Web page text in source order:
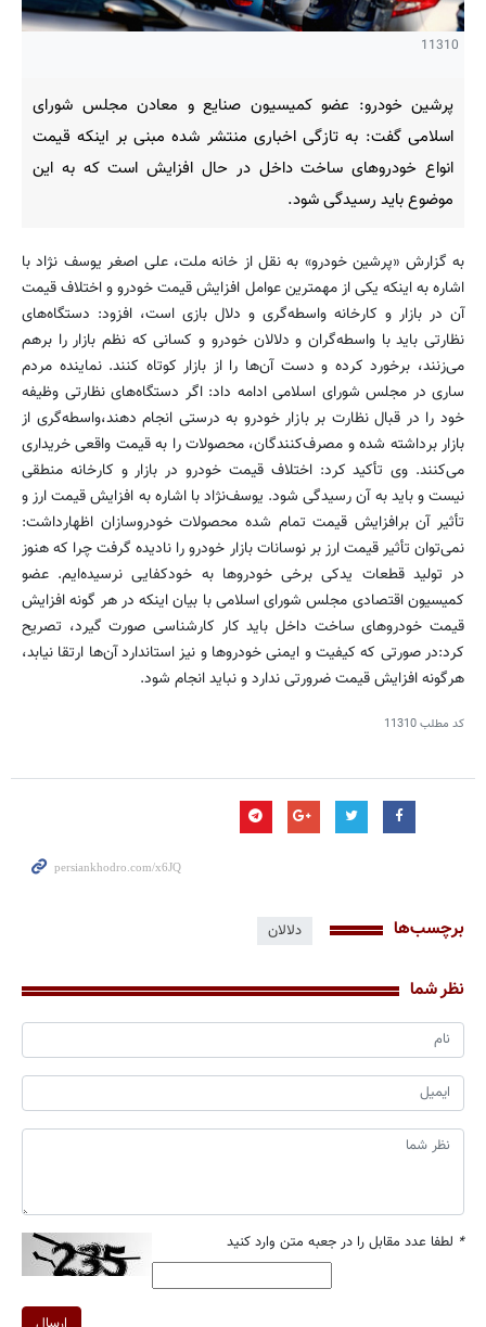
11310
پرشین خودرو: عضو کمیسیون صنایع و معادن مجلس شورای
اسلامی گفت: به تازگی اخباری منتشر شده مبنی بر اینکه قیمت
انواع خودروهای ساخت داخل در حال افزایش است که به این
موضوع باید رسیدگی شود.
به گزارش «پرشین خودرو» به نقل از خانه ملت، علی اصغر یوسف نژاد با
اشاره به اینکه یکی از مهمترین عوامل افزایش قیمت خودرو و اختلاف قیمت
آن در بازار و کارخانه واسطه‌گری و دلال بازی است، افزود: دستگاه‌های
نظارتی باید با واسطه‌گران و دلالان خودرو و کسانی که نظم بازار را برهم
می‌زنند، برخورد کرده و دست آن‌ها را از بازار کوتاه کنند. نماینده مردم
ساری در مجلس شورای اسلامی ادامه داد: اگر دستگاه‌های نظارتی وظیفه
خود را در قبال نظارت بر بازار خودرو به درستی انجام دهند،واسطه‌گری از
بازار برداشته شده و مصرف‌کنندگان، محصولات را به قیمت واقعی خریداری
می‌کنند. وی تأکید کرد: اختلاف قیمت خودرو در بازار و کارخانه منطقی
نیست و باید به آن رسیدگی شود. یوسف‌نژاد با اشاره به افزایش قیمت ارز و
تأثیر آن‌ برافزایش قیمت تمام شده محصولات خودروسازان اظهارداشت:
نمی‌توان تأثیر قیمت ارز بر نوسانات بازار خودرو را نادیده گرفت چرا که هنوز
در تولید قطعات یدکی برخی خودروها به خودکفایی نرسیده‌ایم. عضو
کمیسیون اقتصادی مجلس شورای اسلامی با بیان اینکه در هر گونه افزایش
قیمت خودروهای ساخت داخل باید کار کارشناسی صورت گیرد، تصریح
کرد:در صورتی که کیفیت و ایمنی خودروها و نیز استاندارد آن‌ها ارتقا نیابد،
هرگونه افزایش قیمت ضرورتی ندارد و نباید انجام شود.
کد مطلب11310
برچسب‌ها دلالان
نظر شما
* لطفا عدد مقابل را در جعبه متن وارد کنید